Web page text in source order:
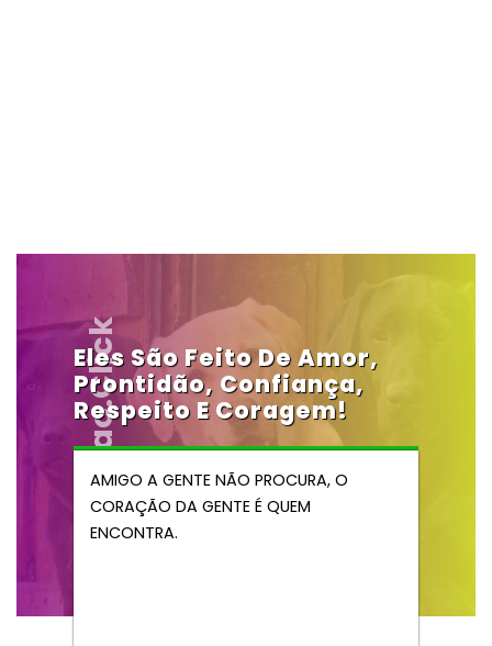
Vendocao.click
Eles São Feito De Amor,
Prontidão, Confiança,
Respeito E Coragem!
AMIGO A GENTE NÃO PROCURA, O
CORAÇÃO DA GENTE É QUEM
ENCONTRA.